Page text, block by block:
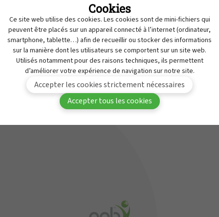
MyAPB
Vous devez être connecté(e) à MyAPB pour avoir
accès à ce contenu.
connecter
Devenir membre de
l'APB
Travailler à l'APB
Service de Contrôle des Médicaments
Contact
Cookies
Ce site web utilise des cookies. Les cookies sont de mini-fichiers qui
peuvent être placés sur un appareil connecté à l’internet (ordinateur,
smartphone, tablette…) afin de recueillir ou stocker des informations
sur la manière dont les utilisateurs se comportent sur un site web.
Utilisés notamment pour des raisons techniques, ils permettent
d’améliorer votre expérience de navigation sur notre site.
Accepter les cookies strictement nécessaires
Accepter tous les cookies